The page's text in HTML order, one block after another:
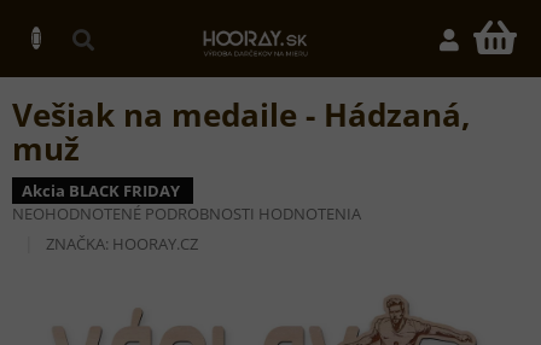
obsah
Vešiak na medaile - Hádzaná,
muž
Akcia BLACK FRIDAY
PRIEMERNÉ
HODNOTENIE
PRODUKTU
NEOHODNOTENÉ PODROBNOSTI HODNOTENIA
ZNAČKA: HOORAY.CZ